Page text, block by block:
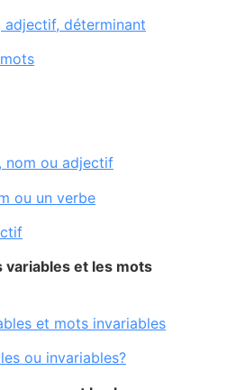
adjectif, déterminant
nom ou adjectif
ou un verbe
variables et les mots
et mots invariables
ou invariables?